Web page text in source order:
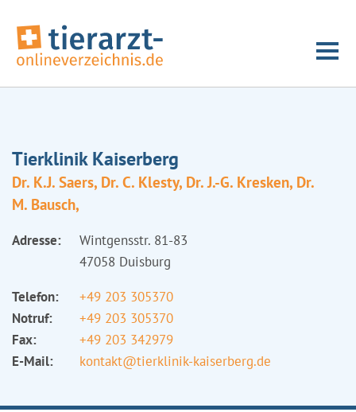
Tierklinik Kaiserberg
Dr. K.J. Saers, Dr. C. Klesty, Dr. J.-G. Kresken, Dr.
M. Bausch,
Adresse:
Wintgensstr. 81-83
47058 Duisburg
Telefon:
+49 203 305370
Notruf:
+49 203 305370
Fax:
+49 203 342979
E-Mail:
kontakt@tierklinik-kaiserberg.de